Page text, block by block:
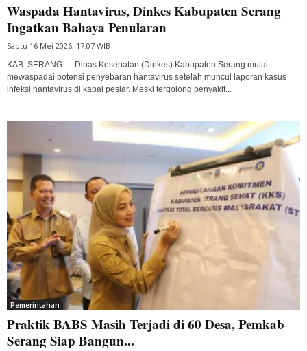
Waspada Hantavirus, Dinkes Kabupaten Serang
Ingatkan Bahaya Penularan
Sabtu 16 Mei 2026, 17:07 WIB
KAB. SERANG — Dinas Kesehatan (Dinkes) Kabupaten Serang mulai
mewaspadai potensi penyebaran hantavirus setelah muncul laporan kasus
infeksi hantavirus di kapal pesiar. Meski tergolong penyakit...
Pemerintahan
Praktik BABS Masih Terjadi di 60 Desa, Pemkab
Serang Siap Bangun...